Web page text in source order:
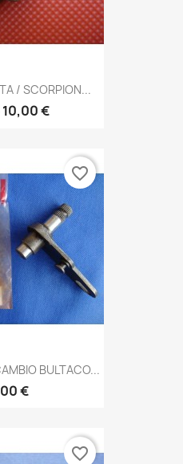
/ SCORPION...
10,00 €
BULTACO...
€
favorite_border
favorite_border